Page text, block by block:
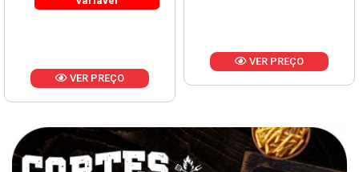
VER PREÇO
VER PREÇO